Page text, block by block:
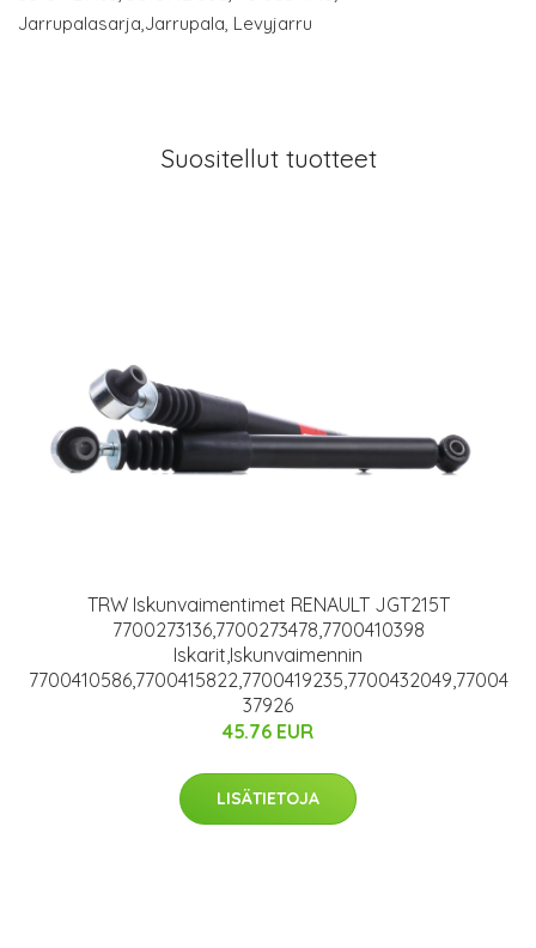
Jarrupalasarja,Jarrupala, Levyjarru
Suositellut tuotteet
TRW Iskunvaimentimet RENAULT JGT215T
7700273136,7700273478,7700410398
Iskarit,Iskunvaimennin
7700410586,7700415822,7700419235,7700432049,77004
37926
45.76 EUR
LISÄTIETOJA